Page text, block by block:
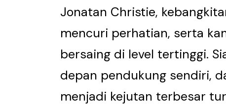
Jonatan Christie,
mencuri perhatian, serta
bersaing di level tertinggi.
depan pendukung sendiri,
menjadi kejutan terbesar